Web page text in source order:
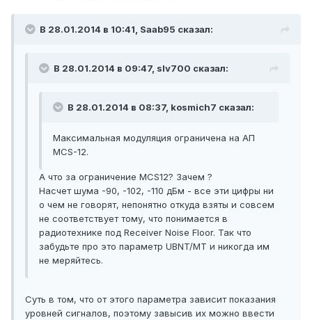
В 28.01.2014 в 10:41, Saab95 сказал:
В 28.01.2014 в 09:47, slv700 сказал:
В 28.01.2014 в 08:37, kosmich7 сказал:
Максимальная модуляция ограничена на АП
MCS-12.
А что за ограничение MCS12? Зачем ?
Насчет шума -90, -102, -110 дБм - все эти цифры ни
о чем не говорят, непонятно откуда взяты и совсем
не соответствует тому, что понимается в
радиотехнике под Receiver Noise Floor. Так что
забудьте про это параметр UBNT/MT и никогда им
не меряйтесь.
Суть в том, что от этого параметра зависит показания
уровней сигналов, поэтому завысив их можно ввести